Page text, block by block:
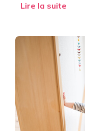
Lire la suite